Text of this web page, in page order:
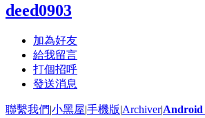
deed0903
加為好友
給我留言
打個招呼
發送消息
聯繫我們|小黑屋|手機版|Archiver|Android